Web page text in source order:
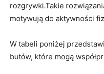
rozgrywki.Takie
motywują do aktywności
W tabeli poniżej
butów, które mogą